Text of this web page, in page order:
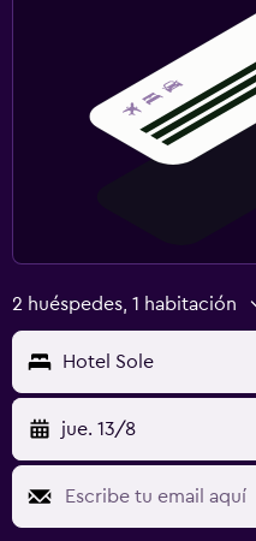
2 huéspedes, 1 habitación
Hotel Sole
jue. 13/8